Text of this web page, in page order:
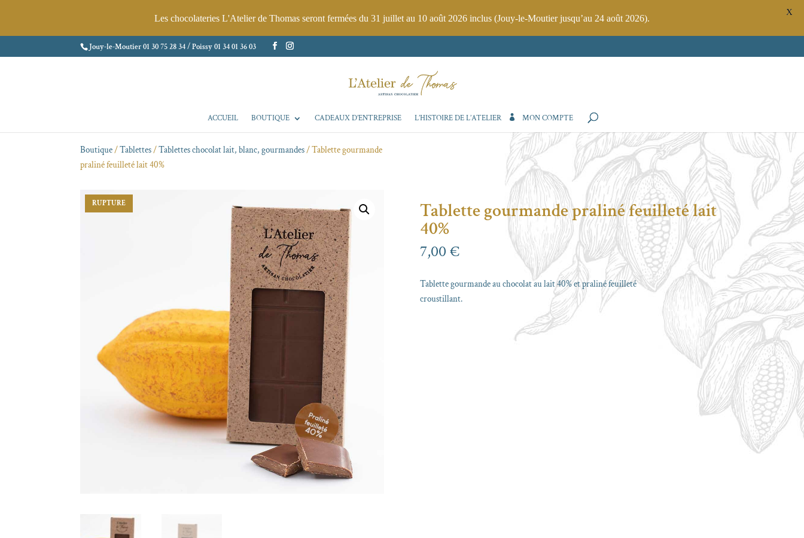
Jouy-le-Moutier01 30 75 28 34/ Poissy01 34 01 36 03
ACCUEIL BOUTIQUE CADEAUX D’ENTREPRISE L’HISTOIRE DE L’ATELIER MON COMPTE
Boutique/Tablettes/Tablettes chocolat lait, blanc, gourmandes/ Tablette gourmande
praliné feuilleté lait 40%
RUPTURE Tablette gourmande praliné feuilleté lait
40%
7,00 €
Tablette gourmande au chocolat au lait 40% et praliné feuilleté
croustillant.
Les chocolateries L'Atelier de Thomas seront fermées du 31 juillet au 10 août 2026 inclus (Jouy-le-Moutier jusqu’au 24 août 2026).
X